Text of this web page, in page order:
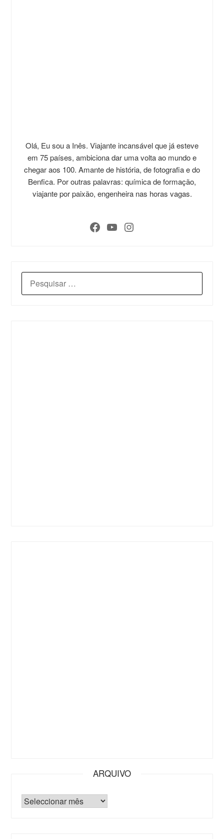
Olá, Eu sou a Inês. Viajante incansável que já esteve
em 75 países, ambiciona dar uma volta ao mundo e
chegar aos 100. Amante de história, de fotografia e do
Benfica. Por outras palavras: química de formação,
viajante por paixão, engenheira nas horas vagas.
ARQUIVO